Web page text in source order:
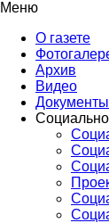
Меню
О газете
Архив
Видео
Документы